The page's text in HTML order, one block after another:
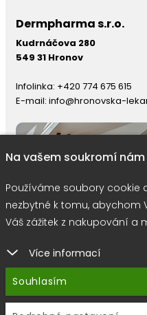
Dermpharma s.r.o.
Kudrnáčova 280
549 31 Hronov
Infolinka: +420 774 675 615
E-mail: info@hronovska-
© 2026 |
Na vašem soukromí
Používáme soubory cookie
nezbytné k tomu, abychom
Váš zážitek z nakupování a
Více informací
Souhlasím